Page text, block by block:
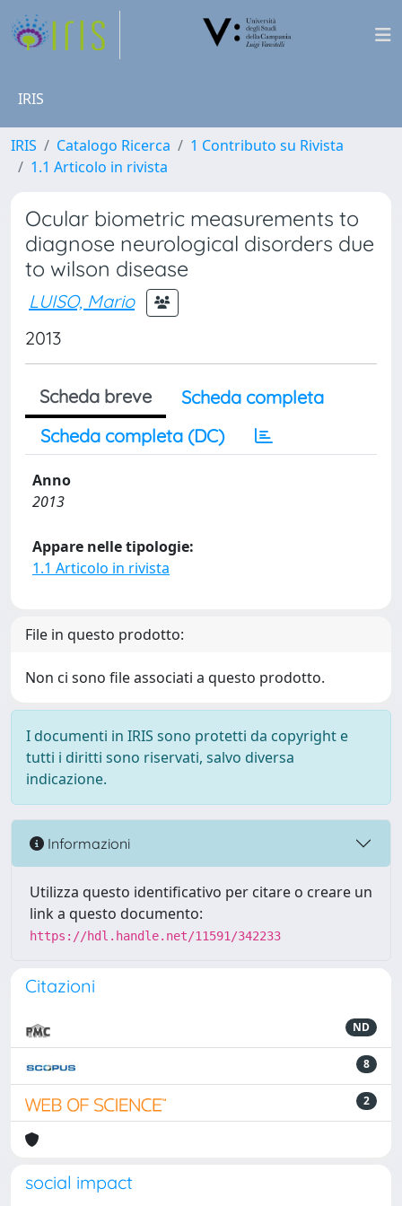
IRIS
IRIS Catalogo Ricerca
1 Contributo su Rivista
1.1 Articolo in rivista
Ocular biometric measurements to
diagnose neurological disorders due
to wilson disease
LUISO, Mario
2013
Scheda breve
Scheda completa
Scheda completa (DC)
Anno
2013
Appare nelle tipologie:
1.1 Articolo in rivista
File in questo prodotto:
Non ci sono file associati a questo prodotto.
I documenti in IRIS sono protetti da copyright e
tutti i diritti sono riservati, salvo diversa
indicazione.
Informazioni
Utilizza questo identificativo per citare o creare un
link a questo documento:
https://hdl.handle.net/11591/342233
Citazioni
ND
8
2
social impact